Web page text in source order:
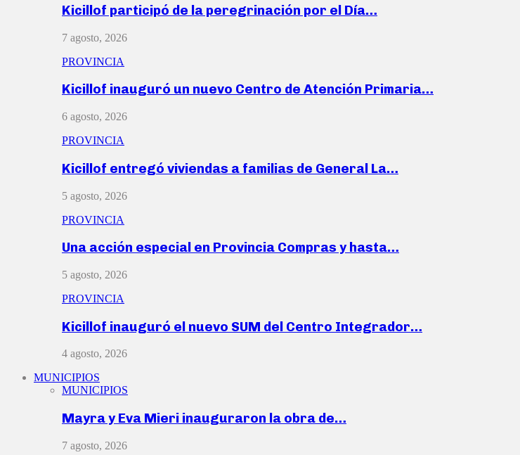
Kicillof participó de la peregrinación por el Día…
7 agosto, 2026
PROVINCIA
Kicillof inauguró un nuevo Centro de Atención Primaria…
6 agosto, 2026
PROVINCIA
Kicillof entregó viviendas a familias de General La…
5 agosto, 2026
PROVINCIA
Una acción especial en Provincia Compras y hasta…
5 agosto, 2026
PROVINCIA
Kicillof inauguró el nuevo SUM del Centro Integrador…
4 agosto, 2026
MUNICIPIOS
MUNICIPIOS
Mayra y Eva Mieri inauguraron la obra de…
7 agosto, 2026